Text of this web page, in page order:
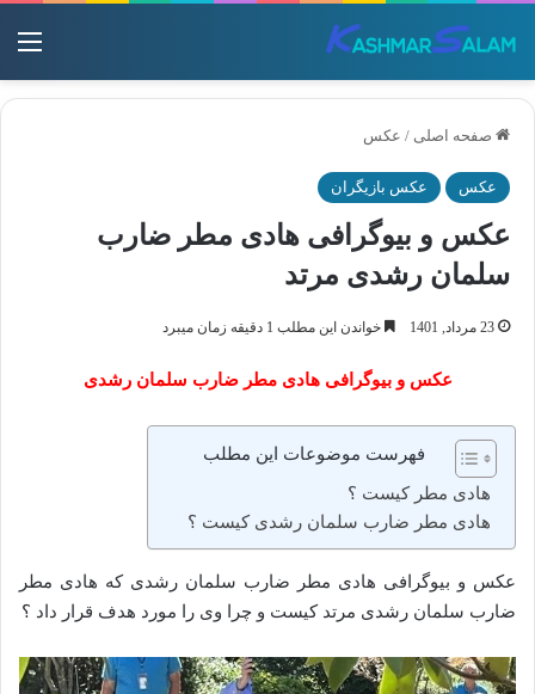
صفحه اصلی / عکس
عکس عکس بازیگران
عکس و بیوگرافی هادی مطر ضارب
سلمان رشدی مرتد
23 مرداد, 1401 خواندن این مطلب 1 دقیقه زمان میبرد
عکس و بیوگرافی هادی مطر ضارب سلمان رشدی
فهرست موضوعات این مطلب
هادی مطر کیست ؟
هادی مطر ضارب سلمان رشدی کیست ؟
عکس و بیوگرافی هادی مطر ضارب سلمان رشدی که هادی مطر
ضارب سلمان رشدی مرتد کیست و چرا وی را مورد هدف قرار داد ؟